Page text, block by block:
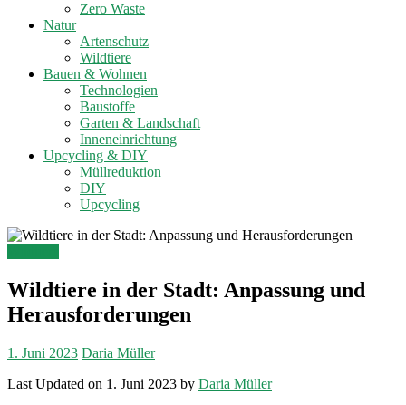
Zero Waste
Natur
Artenschutz
Wildtiere
Bauen & Wohnen
Technologien
Baustoffe
Garten & Landschaft
Inneneinrichtung
Upcycling & DIY
Müllreduktion
DIY
Upcycling
Wildtiere in der Stadt: Anpassung und
Herausforderungen
1. Juni 2023 Daria Müller
Last Updated on 1. Juni 2023 by Daria Müller